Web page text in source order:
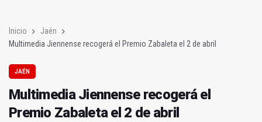
Inicio
Jaén
Multimedia Jiennense recogerá el Premio Zabaleta el 2 de abril
JAÉN
Multimedia Jiennense recogerá el
Premio Zabaleta el 2 de abril